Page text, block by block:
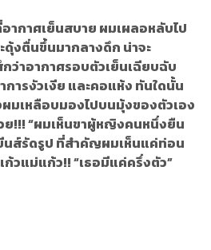
ากาศเย็นสบาย ผมเผลอหลับไป
ดุ้งตื่นขึ้นมากลางดึก น่าจะ
ว่าอากาศรอบตัวเย็นเฉียบฉับ
รงัวเงีย และคอแห้ง ทันใดนั้น
ผมเหลือบมองไปบนมุ้งของตัวเอง
ย!!! “ผมเห็นขาผู้หญิงคนหนึ่งยืน
นส์รัดรูป ที่สำคัญผมเห็นแค่ท่อน
ก้วแม่แก้ว!! “เธอมีแค่ครึ่งตัว”